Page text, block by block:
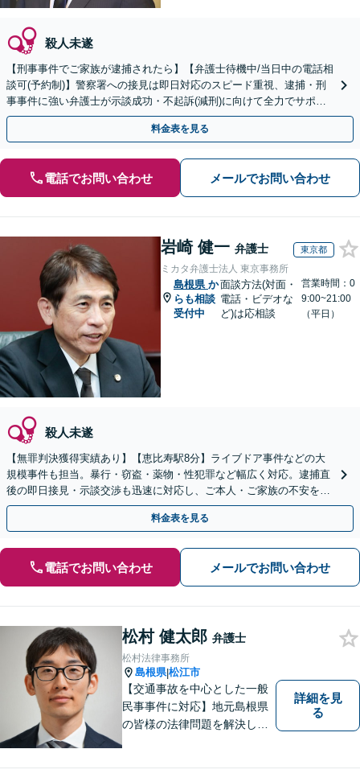
殺人未遂
【刑事事件でご家族が逮捕されたら】【弁護士待機中/当日中の電話相
談可(予約制)】警察署への接見は即日対応のスピード重視、逮捕・刑
事事件に強い弁護士が示談成功・不起訴(減刑)に向けて全力でサポー
トします。【加害者側の相談専門】
料金表を見る
電話でお問い合わせ メールでお問い合わせ
岩崎 健一 弁護士 東京都
ミカタ弁護士法人 東京事務所
島根県 か
らも相談
受付中
面談方法(対面・
電話・ビデオな
ど)は応相談
営業時間：0
9:00~21:00
（平日）
殺人未遂
【無罪判決獲得実績あり】【恵比寿駅8分】ライブドア事件などの大
規模事件も担当。暴行・窃盗・薬物・性犯罪など幅広く対応。逮捕直
後の即日接見・示談交渉も迅速に対応し、ご本人・ご家族の不安を最
小限に抑えます。【初回相談可能】【WEB面談可能】
料金表を見る
電話でお問い合わせ メールでお問い合わせ
松村 健太郎 弁護士
松村法律事務所
島根県|松江市
【交通事故を中心とした一般
民事事件に対応】地元島根県
の皆様の法律問題を解決し、
詳細を見
る